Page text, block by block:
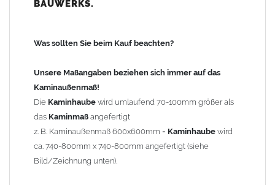
100mm
120mm
140mm
Andere Bohrmaße sind auf Anfrage möglich (Aufpreis
Sonderbohrung 55,99 EUR).
Befestigung/Stützen
Kaminhaubewird inkl. EdelstahlBefestigungsmaterial
geliefert. Die Standardflachstützen sind aus
BAUWERKS.
Was sollten Sie beim Kauf beachten?
Unsere Maßangaben beziehen sich immer auf das
Kaminaußenmaß!
Die Kaminhaube wird umlaufend 70-100mm größer als
das Kaminmaß angefertigt
z. B. Kaminaußenmaß 600x600mm = Kaminhaube wird
ca. 740-800mm x 740-800mm angefertigt (siehe
Bild/Zeichnung unten).